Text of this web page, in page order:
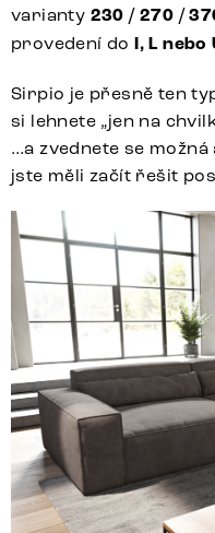
varianty 230 / 270 /
provedení doI, L nebo
Sirpio je přesně ten
si lehnete „jen na
…a zvednete se
jste měli začít řešit